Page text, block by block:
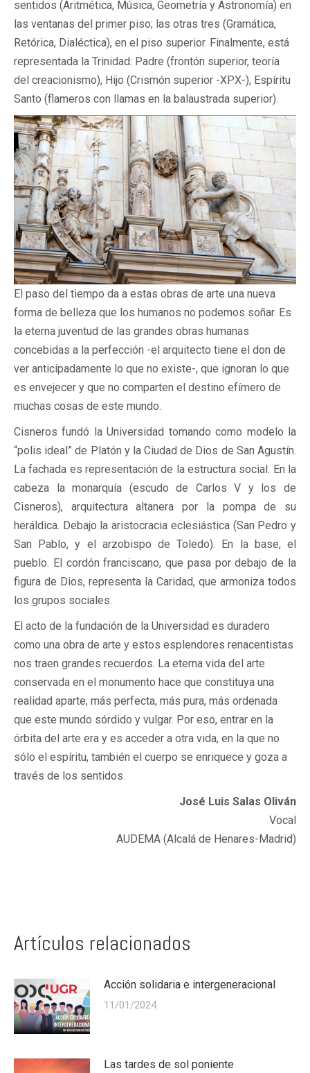
sentidos (Aritmética, Música, Geometría y Astronomía) en
las ventanas del primer piso; las otras tres (Gramática,
Retórica, Dialéctica), en el piso superior. Finalmente, está
representada la Trinidad: Padre (frontón superior, teoría
del creacionismo), Hijo (Crismón superior -XPX-), Espíritu
Santo (flameros con llamas en la balaustrada superior).
El paso del tiempo da a estas obras de arte una nueva
forma de belleza que los humanos no podemos soñar. Es
la eterna juventud de las grandes obras humanas
concebidas a la perfección -el arquitecto tiene el don de
ver anticipadamente lo que no existe-, que ignoran lo que
es envejecer y que no comparten el destino efímero de
muchas cosas de este mundo.
Cisneros fundó la Universidad tomando como modelo la
“polis ideal” de Platón y la Ciudad de Dios de San Agustín.
La fachada es representación de la estructura social. En la
cabeza la monarquía (escudo de Carlos V y los de
Cisneros), arquitectura altanera por la pompa de su
heráldica. Debajo la aristocracia eclesiástica (San Pedro y
San Pablo, y el arzobispo de Toledo). En la base, el
pueblo. El cordón franciscano, que pasa por debajo de la
figura de Dios, representa la Caridad, que armoniza todos
los grupos sociales.
El acto de la fundación de la Universidad es duradero
como una obra de arte y estos esplendores renacentistas
nos traen grandes recuerdos. La eterna vida del arte
conservada en el monumento hace que constituya una
realidad aparte, más perfecta, más pura, más ordenada
que este mundo sórdido y vulgar. Por eso, entrar en la
órbita del arte era y es acceder a otra vida, en la que no
sólo el espíritu, también el cuerpo se enriquece y goza a
través de los sentidos.
José Luis Salas Oliván
Vocal
AUDEMA (Alcalá de Henares-Madrid)
Artículos relacionados
Acción solidaria e intergeneracional
11/01/2024
Las tardes de sol poniente